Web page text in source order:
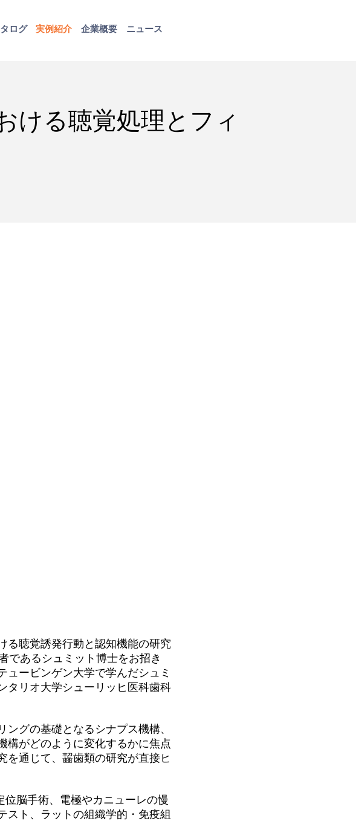
​実例紹介
ログ 企業概要 ニュース
ける聴覚処理とフィ
る聴覚誘発行動と認知機能の研究
であるシュミット博士をお招き
ュービンゲン大学で学んだシュミ
タリオ大学シューリッヒ医科歯科
グの基礎となるシナプス機構、
構がどのように変化するかに焦点
を通じて、齧歯類の研究が直接ヒ
脳手術、電極やカニューレの慢
スト、ラットの組織学的・免疫組